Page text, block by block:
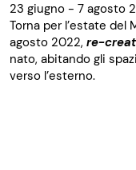
23 giugno - 7 agosto
Torna per l’estate del
agosto 2022, re-
nato, abitando gli
verso l’esterno.